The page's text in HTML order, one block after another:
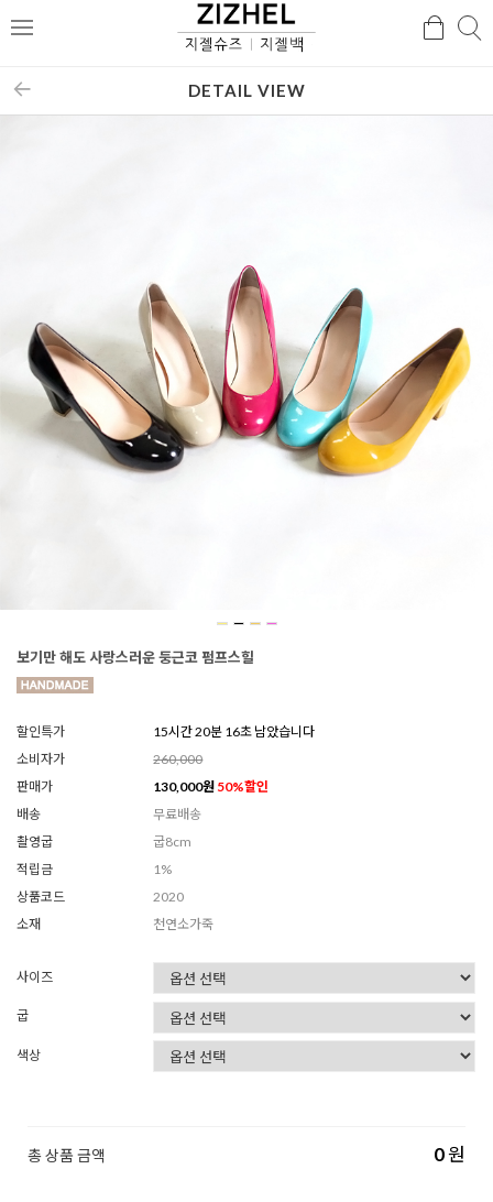
메
검
DETAIL VIEW
보기만 해도 사랑스러운 둥근코 펌프스힐
할인특가
15시간 20분 13초 남았습니다
소비자가
260,000
판매가
130,000원 50%할인
배송
무료배송
촬영굽
굽8cm
적립금
1%
상품코드
2020
소재
천연소가죽
사이즈
굽
색상
총 상품 금액 0원